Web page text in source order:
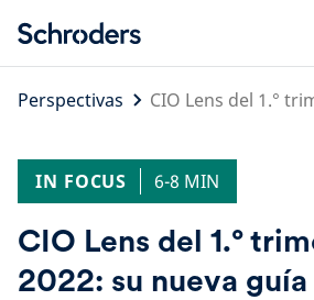
content
Perspectivas
CIO Lens del 1.°
IN FOCUS 6-8 MIN
CIO Lens del 1.°
2022: su nueva